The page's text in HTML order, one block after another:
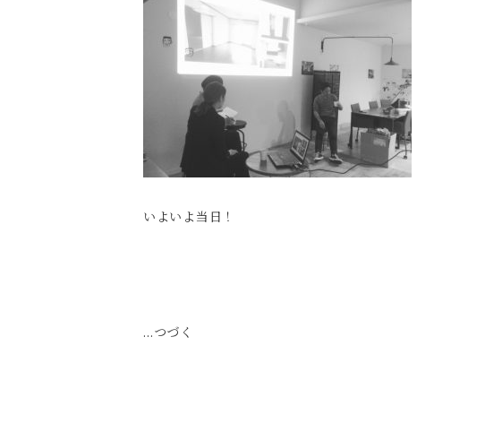
いよいよ当日！
…つづく